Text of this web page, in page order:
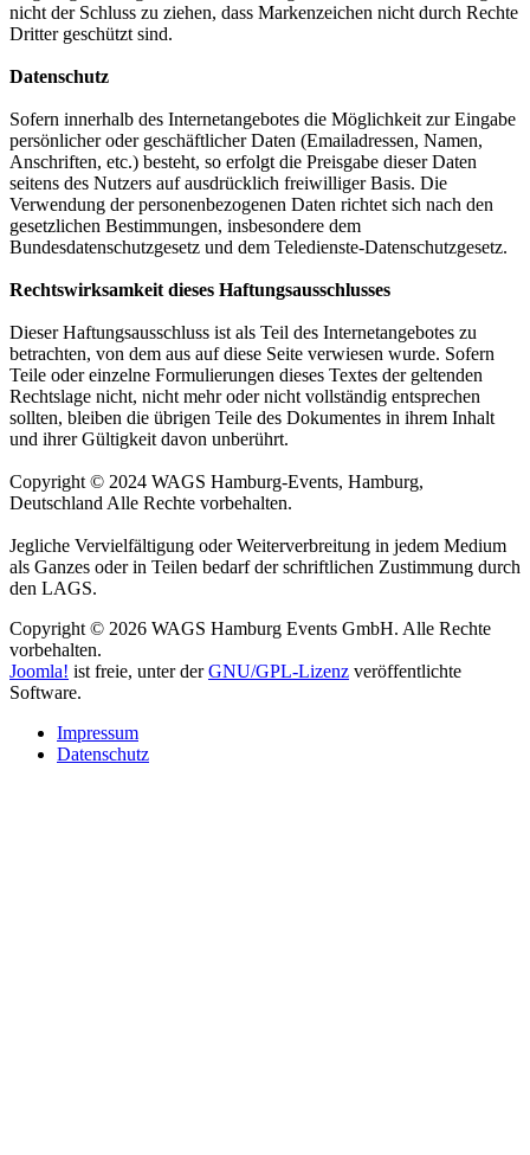
nicht der Schluss zu ziehen, dass Markenzeichen nicht durch Rechte
Dritter geschützt sind.
Datenschutz
Sofern innerhalb des Internetangebotes die Möglichkeit zur Eingabe
persönlicher oder geschäftlicher Daten (Emailadressen, Namen,
Anschriften, etc.) besteht, so erfolgt die Preisgabe dieser Daten
seitens des Nutzers auf ausdrücklich freiwilliger Basis. Die
Verwendung der personenbezogenen Daten richtet sich nach den
gesetzlichen Bestimmungen, insbesondere dem
Bundesdatenschutzgesetz und dem Teledienste-Datenschutzgesetz.
Rechtswirksamkeit dieses Haftungsausschlusses
Dieser Haftungsausschluss ist als Teil des Internetangebotes zu
betrachten, von dem aus auf diese Seite verwiesen wurde. Sofern
Teile oder einzelne Formulierungen dieses Textes der geltenden
Rechtslage nicht, nicht mehr oder nicht vollständig entsprechen
sollten, bleiben die übrigen Teile des Dokumentes in ihrem Inhalt
und ihrer Gültigkeit davon unberührt.
Copyright © 2024 WAGS Hamburg-Events, Hamburg,
Deutschland Alle Rechte vorbehalten.
Jegliche Vervielfältigung oder Weiterverbreitung in jedem Medium
als Ganzes oder in Teilen bedarf der schriftlichen Zustimmung durch
den LAGS.
Copyright © 2026 WAGS Hamburg Events GmbH. Alle Rechte
vorbehalten.
Joomla! ist freie, unter derGNU/GPL-Lizenz veröffentlichte
Software.
Impressum
Datenschutz